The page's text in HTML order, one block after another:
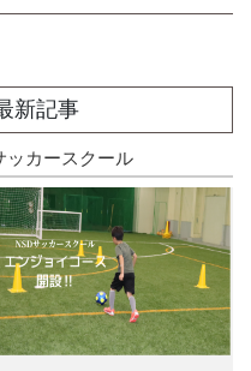
新記事
ッカースクール